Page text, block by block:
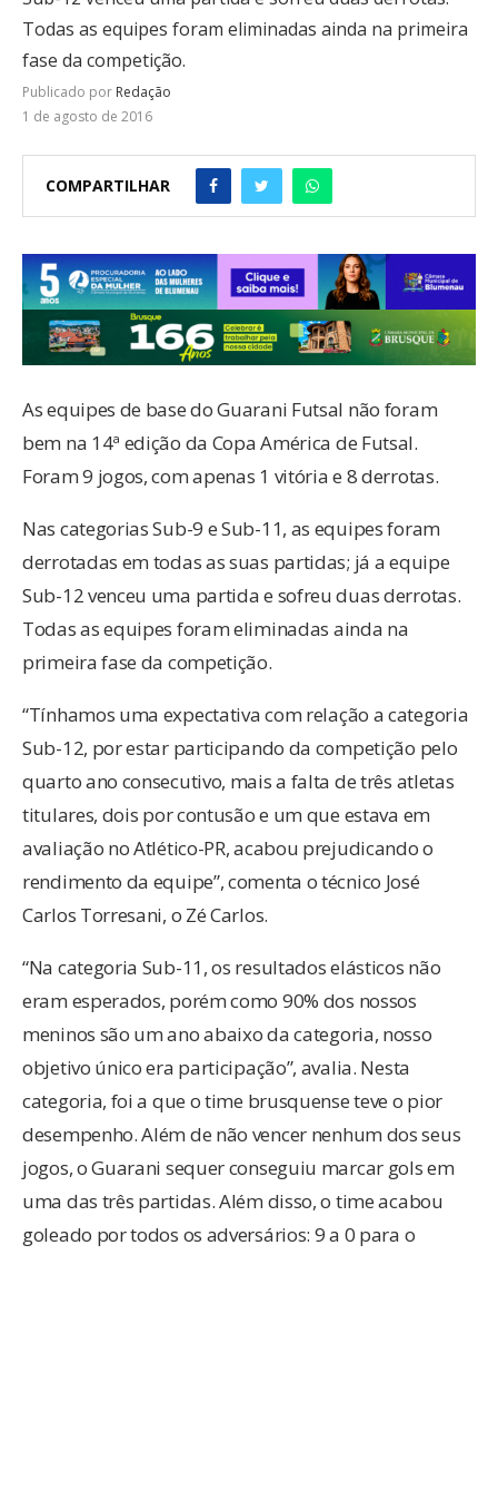
Todas as equipes foram eliminadas ainda na primeira
fase da competição.
Publicado por Redação
1 de agosto de 2016
COMPARTILHAR
As equipes de base do Guarani Futsal não foram
bem na 14ª edição da Copa América de Futsal.
Foram 9 jogos, com apenas 1 vitória e 8 derrotas.
Nas categorias Sub-9 e Sub-11, as equipes foram
derrotadas em todas as suas partidas; já a equipe
Sub-12 venceu uma partida e sofreu duas derrotas.
Todas as equipes foram eliminadas ainda na
primeira fase da competição.
“Tínhamos uma expectativa com relação a categoria
Sub-12, por estar participando da competição pelo
quarto ano consecutivo, mais a falta de três atletas
titulares, dois por contusão e um que estava em
avaliação no Atlético-PR, acabou prejudicando o
rendimento da equipe”, comenta o técnico José
Carlos Torresani, o Zé Carlos.
“Na categoria Sub-11, os resultados elásticos não
eram esperados, porém como 90% dos nossos
meninos são um ano abaixo da categoria, nosso
objetivo único era participação”, avalia. Nesta
categoria, foi a que o time brusquense teve o pior
desempenho. Além de não vencer nenhum dos seus
jogos, o Guarani sequer conseguiu marcar gols em
uma das três partidas. Além disso, o time acabou
goleado por todos os adversários: 9 a 0 para o